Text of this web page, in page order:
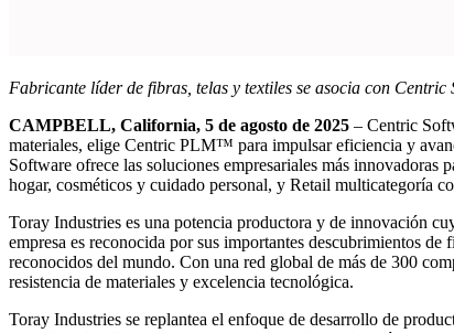
Fabricante líder de fibras, telas y textiles se asocia con
CAMPBELL, California, 5 de agosto de 2025 – Centric
materiales, elige Centric PLM™ para impulsar eficiencia y
Software ofrece las soluciones empresariales más innovadoras
hogar, cosméticos y cuidado personal, y Retail multicategoría
Toray Industries es una potencia productora y de innovación
empresa es reconocida por sus importantes descubrimientos
reconocidos del mundo. Con una red global de más de 300
resistencia de materiales y excelencia tecnológica.
Toray Industries se replantea el enfoque de desarrollo de